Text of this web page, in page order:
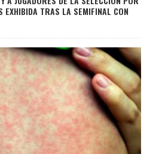
EXHIBIDA TRAS LA SEMIFINAL CON